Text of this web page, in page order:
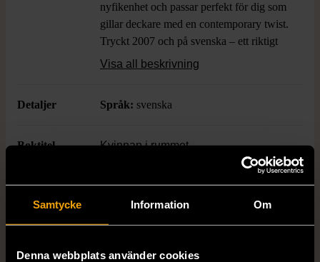
Samtycke Information Om
Denna webbplats använder cookies
nyfikenhet och passar perfekt för dig som
gillar deckare med en contemporary twist.
Tryckt 2007 och på svenska – ett riktigt
fynd för bokälskare som uppskattar
Visa all beskrivning
Detaljer Språk: svenska
Boktitel Kvinnan i rummet
Författare Jussi Adler-Olsen
ISBN 978-91-7429-317-3